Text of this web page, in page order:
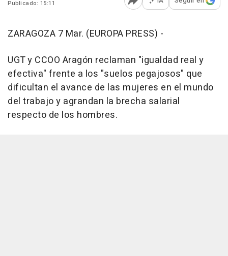
Publicado: 15:11
Abrir opciones para
ZARAGOZA 7 Mar. (EUROPA PRESS) -
UGT y CCOO Aragón reclaman "igualdad real y
efectiva" frente a los "suelos pegajosos" que
dificultan el avance de las mujeres en el mundo
del trabajo y agrandan la brecha salarial
respecto de los hombres.